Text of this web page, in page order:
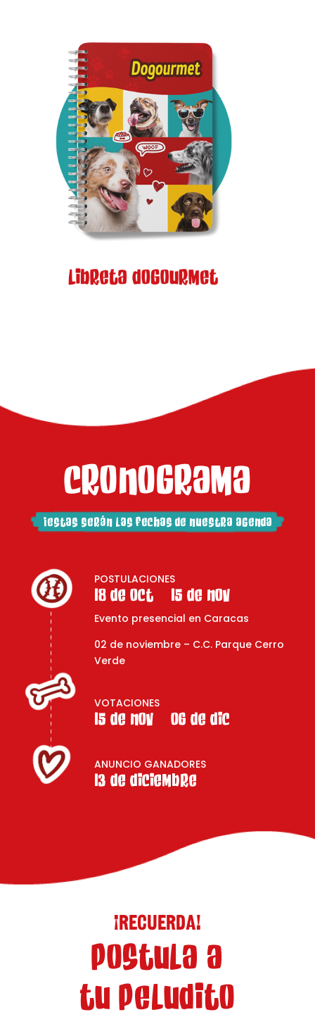
CRONOGRAMA
¡ESTAS SERÁN LAS FECHAS DE NUESTRA AGENDA
POSTULACIONES
18 DE OCT – 15 DE NOV
Evento presencial en Caracas
02 de noviembre – C.C. Parque Cerro
Verde
VOTACIONES
15 DE NOV – 06 DE DIC
ANUNCIO GANADORES
13 DE DICIEMBRE
¡RECUERDA!
POSTULA A
TU PELUDITO